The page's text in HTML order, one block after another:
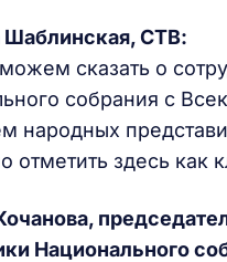
Шаблинская, СТВ:
сказать о
собрания с
народных
отметить здесь как
Национального